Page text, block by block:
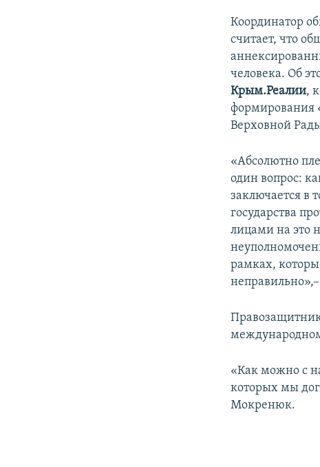
Координатор
считает, что
человека. Об
Крым.Реалии,
формирования
Верховной
«Абсолютно
один вопрос:
заключается в
государства
лицами на это
рамках,
«Как можно с
которых мы
Мокренюк.